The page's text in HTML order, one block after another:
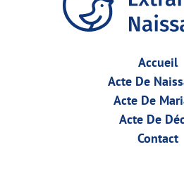
Accueil
Acte De
Acte De
Acte De
Contact